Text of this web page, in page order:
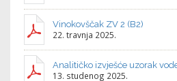
Vinokovščak ZV 2 (B2)
22. travnja 2025.
Analitičko izvješće uzorak
13. studenog 2025.